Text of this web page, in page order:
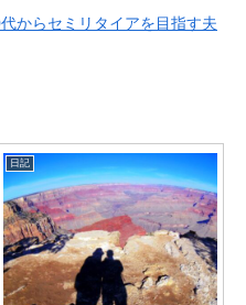
からセミリタイアを目指す夫
日記